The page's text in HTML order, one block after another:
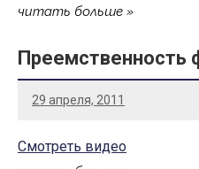
читать больше
29 апреля, 2011
Смотреть видео